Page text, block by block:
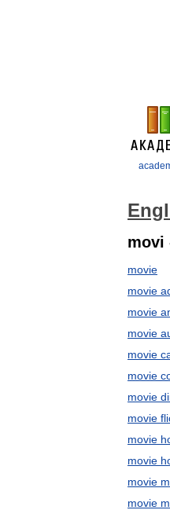
movi
movie
movie
movie
movie
movie
movie
movie
movie
movie
movie
movie
movie